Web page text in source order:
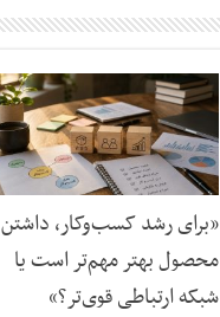
«برای رشد کسب‌وکار، داشتن
محصول بهتر مهم‌تر است یا
شبکه ارتباطی قوی‌تر؟»